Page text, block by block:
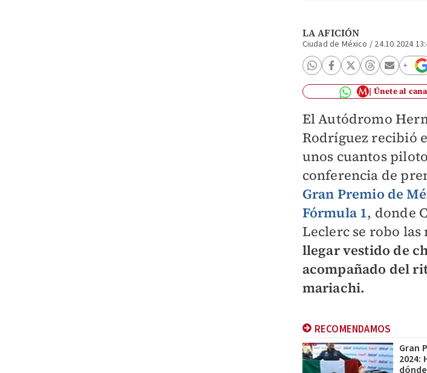
LA AFICIÓN
Ciudad de México / 24.10.2024
Únete al
El Autódromo
Rodríguez recibió
unos cuantos
conferencia de
Gran Premio de
Fórmula 1, donde
Leclerc se robo las
llegar vestido de
acompañado del
mariachi.
RECOMENDAMOS
Gran
2024: